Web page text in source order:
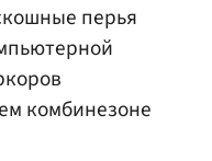
перья
комбинезоне